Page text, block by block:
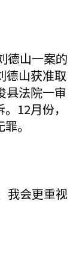
德山一案的
德山获准取
县法院一审
12月份，
。
我会更重视